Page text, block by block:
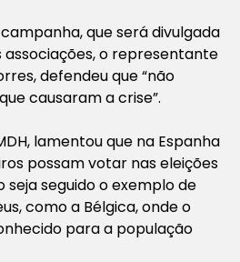
que será divulgada
o representante
defendeu que “não
causaram a crise”.
lamentou que na Espanha
possam votar nas eleições
seja seguido o exemplo de
como a Bélgica, onde o
para a população